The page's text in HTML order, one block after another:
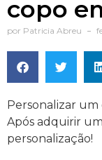
copo
por Patricia Abreu
Personalizar um
Após adquirir
personalização!